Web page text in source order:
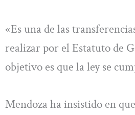
«Es una de las
realizar por el Estatuto de
objetivo es que la ley se
Mendoza ha insistido en